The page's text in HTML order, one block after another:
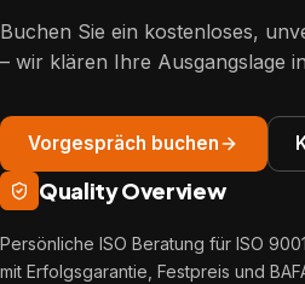
Buchen Sie ein kostenloses,
– wir klären Ihre Ausgangslage
Vorgespräch buchen
Quality Overview
Persönliche ISO Beratung für ISO
mit Erfolgsgarantie, Festpreis und